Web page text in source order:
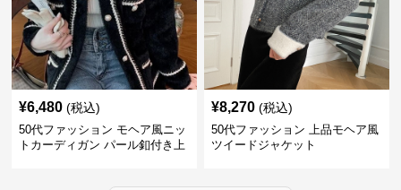
¥6,480 (税込)
50代ファッション モヘア風ニッ
トカーディガン パール釦付き上
¥8,270 (税込)
50代ファッション 上品モヘア風
ツイードジャケット